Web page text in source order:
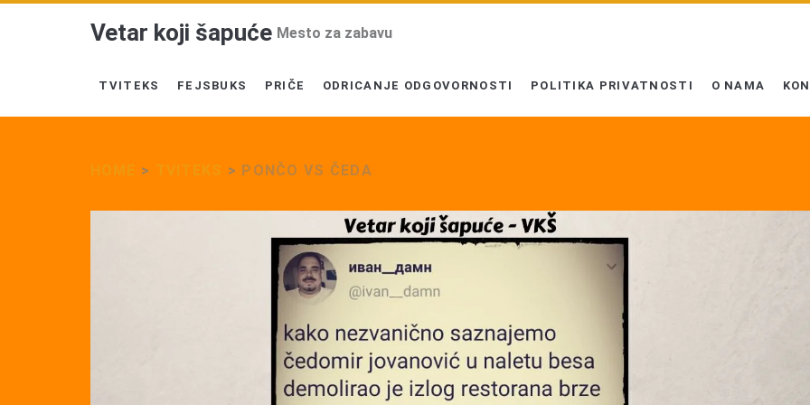
Vetar koji šapuće Mesto za zabavu
TVITEKS FEJSBUKS PRIČE ODRICANJE ODGOVORNOSTI POLITIKA PRIVATNOSTI O NAMA
> > PONČO VS ČEDA